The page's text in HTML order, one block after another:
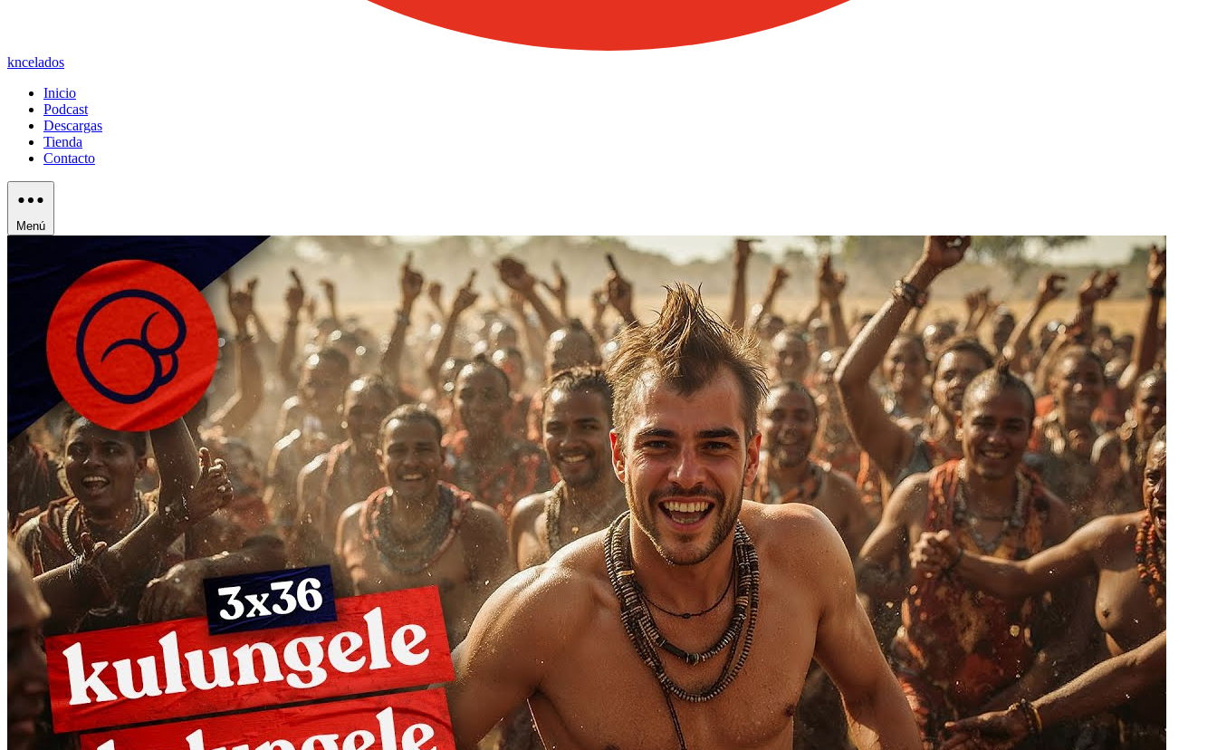
kncelados
Inicio
Podcast
Descargas
Tienda
Contacto
Menú